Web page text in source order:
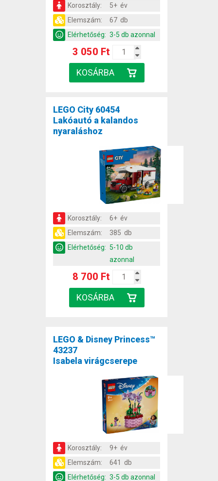
Korosztály:
5+ év
Elemszám:
67 db
Elérhetőség: 3-5 db azonnal
3 050 Ft
LEGO City 60454
Lakóautó a kalandos
nyaraláshoz
Korosztály:
6+ év
Elemszám:
385 db
Elérhetőség: 5-10 db
azonnal
8 700 Ft
LEGO & Disney Princess™
43237
Isabela virágcserepe
Korosztály:
9+ év
Elemszám:
641 db
Elérhetőség: 3-5 db azonnal